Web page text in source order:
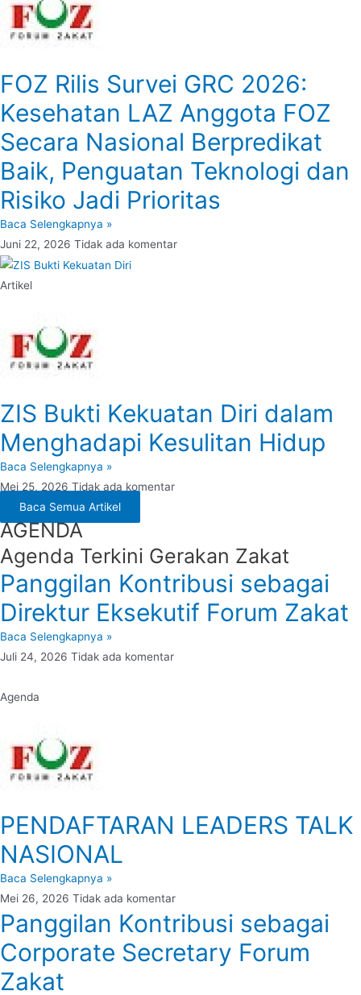
FOZ Rilis Survei GRC 2026:
Kesehatan LAZ Anggota FOZ
Secara Nasional Berpredikat
Baik, Penguatan Teknologi dan
Risiko Jadi Prioritas
Baca Selengkapnya »
Juni 22, 2026 Tidak ada komentar
Artikel
ZIS Bukti Kekuatan Diri dalam
Menghadapi Kesulitan Hidup
Baca Selengkapnya »
Mei 25, 2026 Tidak ada komentar
Baca Semua Artikel
AGENDA
Agenda Terkini Gerakan Zakat
Panggilan Kontribusi sebagai
Direktur Eksekutif Forum Zakat
Baca Selengkapnya »
Juli 24, 2026 Tidak ada komentar
Agenda
PENDAFTARAN LEADERS TALK
NASIONAL
Baca Selengkapnya »
Mei 26, 2026 Tidak ada komentar
Panggilan Kontribusi sebagai
Corporate Secretary Forum
Zakat